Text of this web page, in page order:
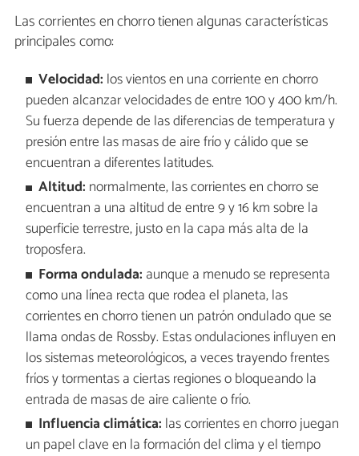
Las corrientes en chorro tienen algunas características
principales como:
Velocidad: los vientos en una corriente en chorro
pueden alcanzar velocidades de entre 100 y 400 km/h.
Su fuerza depende de las diferencias de temperatura y
presión entre las masas de aire frío y cálido que se
encuentran a diferentes latitudes.
Altitud: normalmente, las corrientes en chorro se
encuentran a una altitud de entre 9 y 16 km sobre la
superficie terrestre, justo en la capa más alta de la
troposfera.
Forma ondulada: aunque a menudo se representa
como una línea recta que rodea el planeta, las
corrientes en chorro tienen un patrón ondulado que se
llama ondas de Rossby. Estas ondulaciones influyen en
los sistemas meteorológicos, a veces trayendo frentes
fríos y tormentas a ciertas regiones o bloqueando la
entrada de masas de aire caliente o frío.
Influencia climática: las corrientes en chorro juegan
un papel clave en la formación del clima y el tiempo